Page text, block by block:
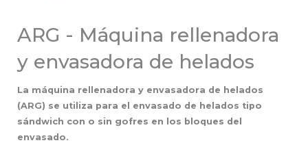
ARG - Máquina rellenadora
y envasadora de helados
La máquina rellenadora y envasadora de helados
(ARG) se utiliza para el envasado de helados tipo
sándwich con o sin gofres en los bloques del
envasado.